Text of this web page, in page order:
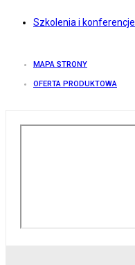
Szkolenia i konferencje
MAPA STRONY
OFERTA PRODUKTOWA